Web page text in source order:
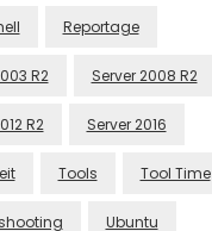
Reportage
R2 Server 2008 R2
R2 Server 2016
Tools Tool Time
Ubuntu